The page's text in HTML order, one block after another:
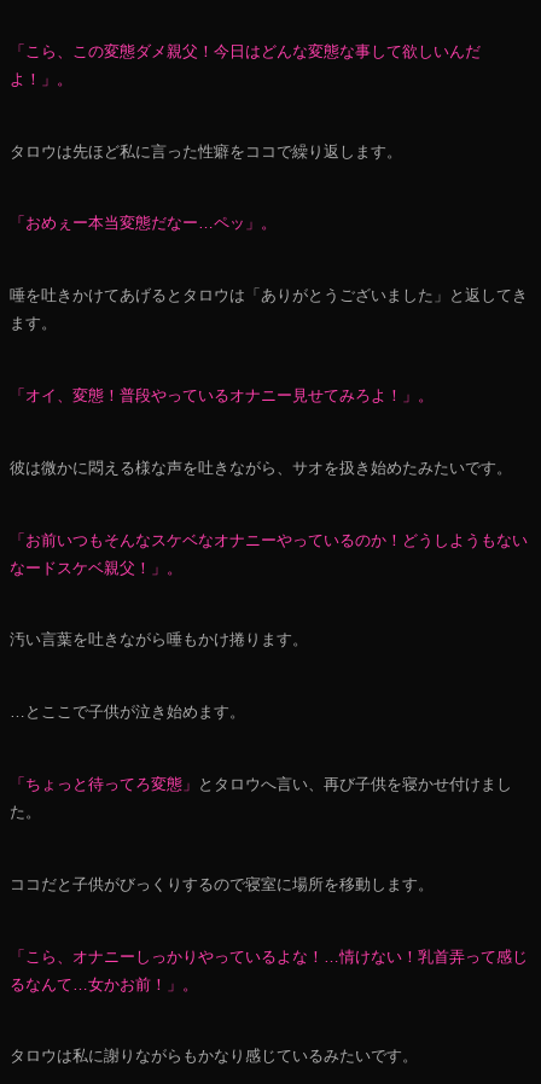
「こら、この変態ダメ親父！今日はどんな変態な事して欲しいんだ
よ！」。
タロウは先ほど私に言った性癖をココで繰り返します。
「おめぇー本当変態だなー…ペッ」。
唾を吐きかけてあげるとタロウは「ありがとうございました」と返してき
ます。
「オイ、変態！普段やっているオナニー見せてみろよ！」。
彼は微かに悶える様な声を吐きながら、サオを扱き始めたみたいです。
「お前いつもそんなスケベなオナニーやっているのか！どうしようもない
なードスケベ親父！」。
汚い言葉を吐きながら唾もかけ捲ります。
…とここで子供が泣き始めます。
「ちょっと待ってろ変態」 とタロウへ言い、再び子供を寝かせ付けまし
た。
ココだと子供がびっくりするので寝室に場所を移動します。
「こら、オナニーしっかりやっているよな！…情けない！乳首弄って感じ
るなんて…女かお前！」。
タロウは私に謝りながらもかなり感じているみたいです。